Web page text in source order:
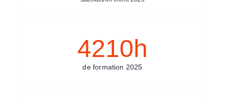
4210h
de formation 2025